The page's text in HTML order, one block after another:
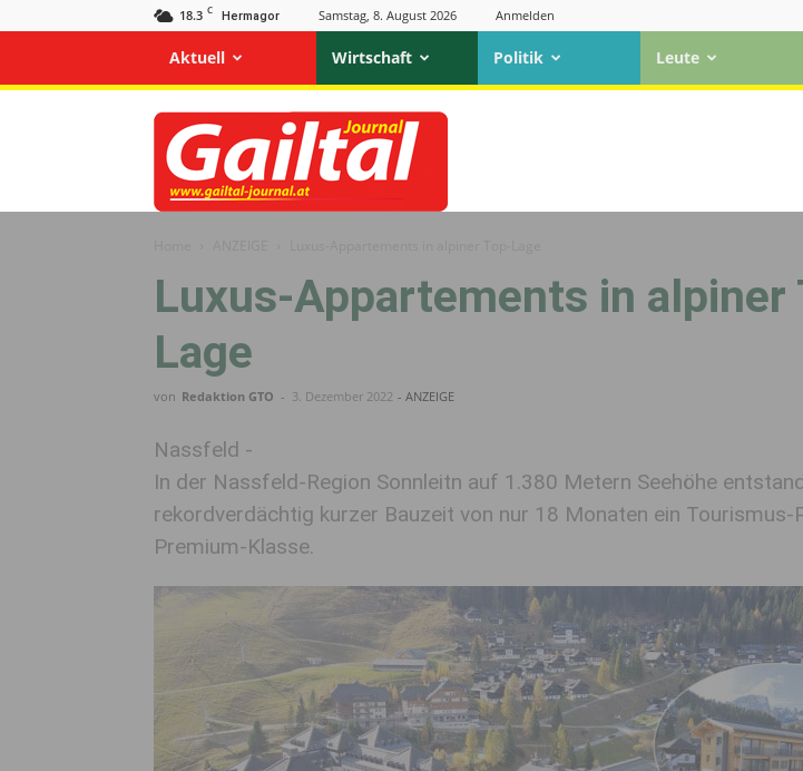
18.3 C Hermagor Samstag, 8. August 2026 Anmelden
Aktuell Wirtschaft Politik Leute
Gailtal
Journal
Luxus-Appartements in alpiner
Lage
von Redaktion GTO - 3. Dezember 2022 - ANZEIGE
Nassfeld -
In der Nassfeld-Region Sonnleitn auf 1.380 Metern Seehöhe
rekordverdächtig kurzer Bauzeit von nur 18 Monaten ein Tourismus-
Premium-Klasse.